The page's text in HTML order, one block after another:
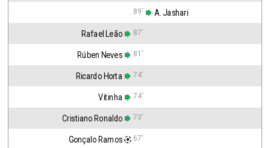
89' A. Jashari
Rafael Leão 87'
Rúben Neves 81'
Ricardo Horta 74'
Vitinha 74'
Cristiano Ronaldo 73'
Gonçalo Ramos 67'